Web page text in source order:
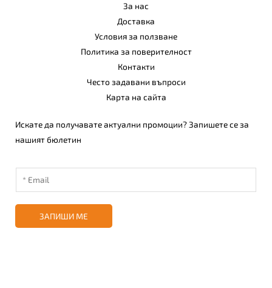
За нас
Доставка
Условия за ползване
Политика за поверителност
Контакти
Често задавани въпроси
Карта на сайта
Искате да получавате актуални промоции? Запишете се за
нашият бюлетин
ЗАПИШИ МЕ